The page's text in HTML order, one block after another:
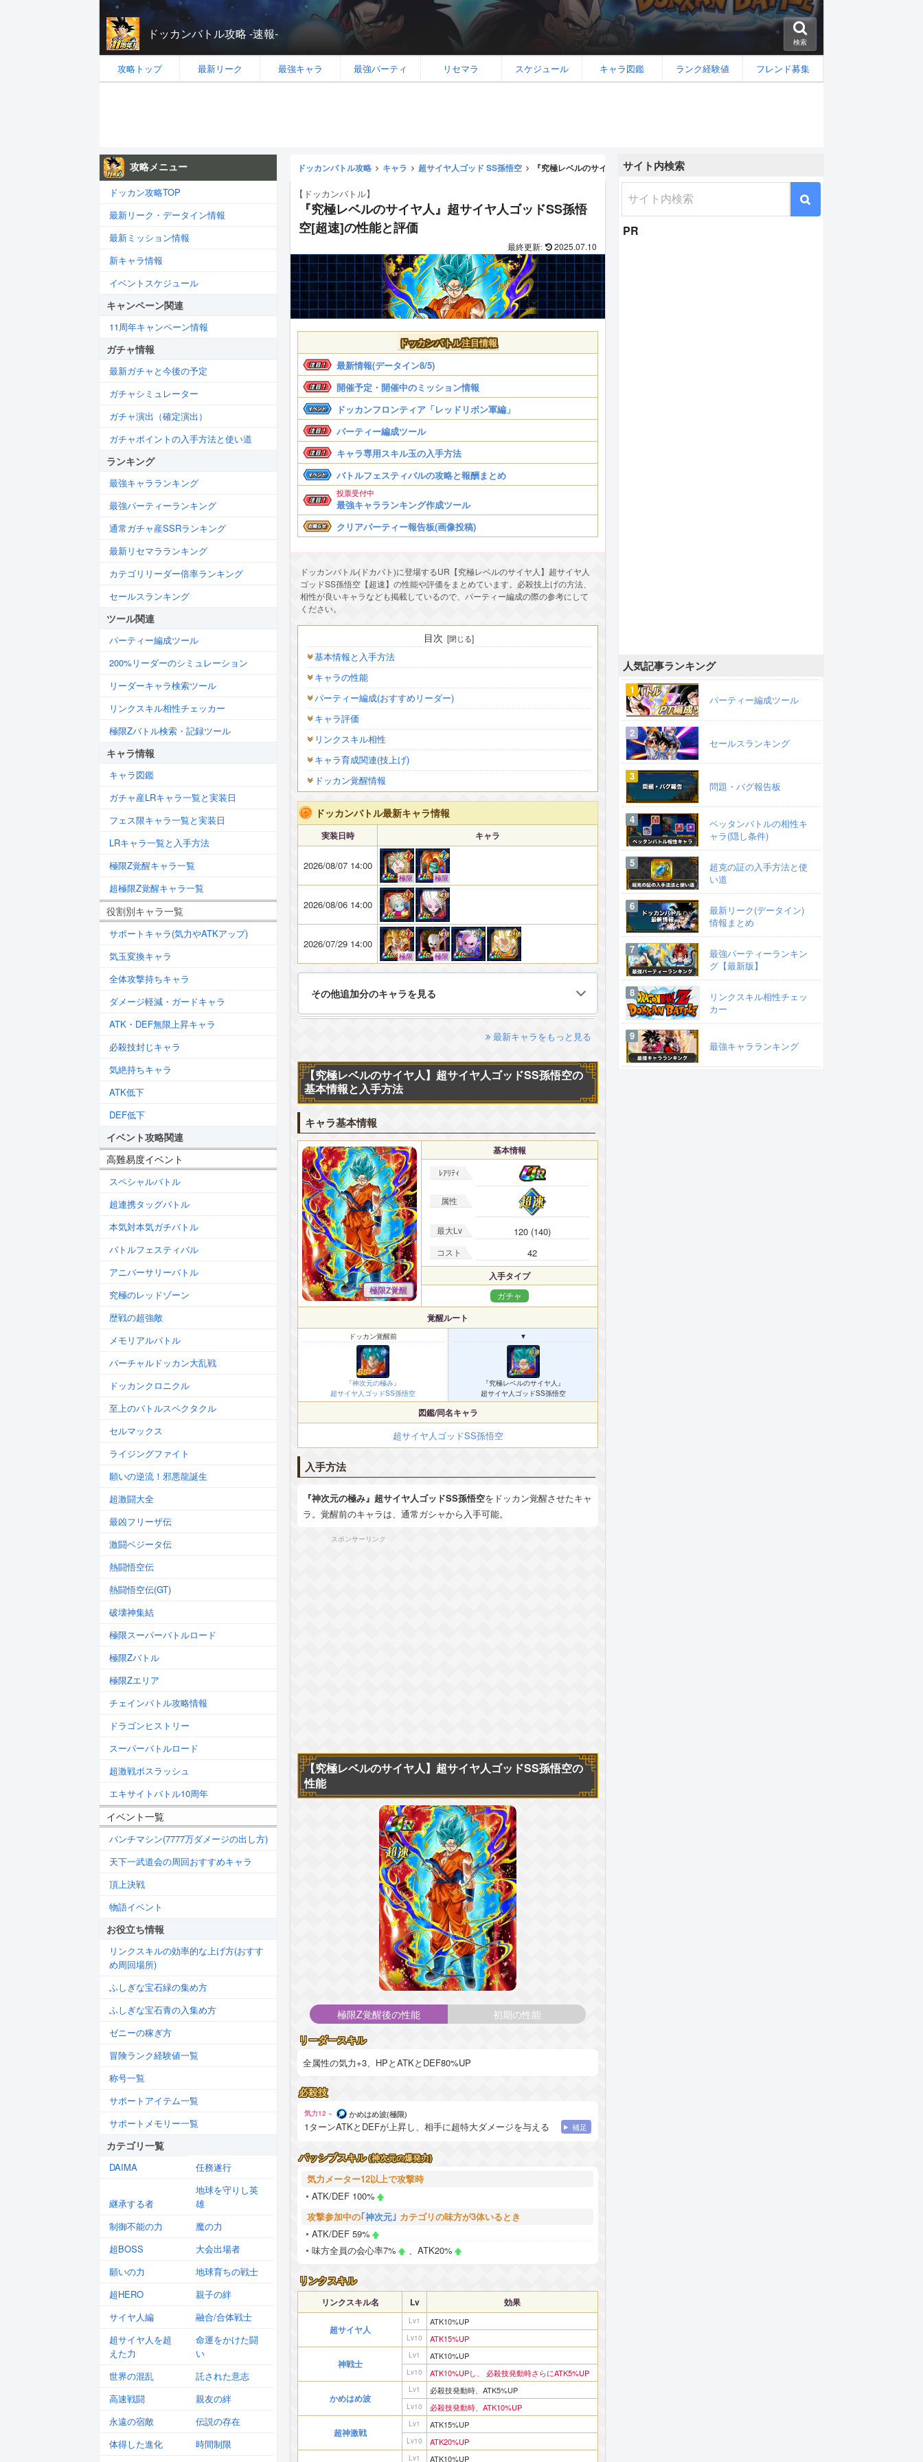
ドッカンバトル攻略 -速報-
検索
攻略トップ 最新リーク 最強キャラ 最強パーティ リセマラ スケジュール キャラ図鑑 ランク経験値 フレンド募集
ドッカンバトル攻略 キャラ 超サイヤ人ゴッド SS孫悟空 『究極レベルのサイヤ人』超サイヤ人ゴッドSS孫悟空[超速]の性能と評価
【ドッカンバトル】
『究極レベルのサイヤ人』超サイヤ人ゴッドSS孫悟
空[超速]の性能と評価
2025.07.10
ドッカンバトル注目情報
最新情報(データイン8/5)
開催予定・開催中のミッション情報
ドッカンフロンティア「レッドリボン軍編」
パーティー編成ツール
キャラ専用スキル玉の入手方法
バトルフェスティバルの攻略と報酬まとめ
投票受付中
最強キャラランキング作成ツール
クリアパーティー報告板(画像投稿)
ドッカンバトル(ドカバト)に登場するUR【究極レベルのサイヤ人】超サイヤ人
ゴッドSS孫悟空【超速】の性能や評価をまとめています。必殺技上げの方法、
相性が良いキャラなども掲載しているので、パーティー編成の際の参考にして
ください。
目次
基本情報と入手方法
キャラの性能
パーティー編成(おすすめリーダー)
キャラ評価
リンクスキル相性
キャラ育成関連(技上げ)
ドッカン覚醒情報
ドッカンバトル最新キャラ情報
実装日時 キャラ
2026/08/07 14:00
極限 極限
2026/08/06 14:00
2026/07/29 14:00
極限 極限
その他追加分のキャラを見る
最新キャラをもっと見る
【究極レベルのサイヤ人】超サイヤ人ゴッドSS孫悟空の
基本情報と入手方法
キャラ基本情報
極限Z覚醒
基本情報
ﾚｱﾘﾃｨ
属性
最大Lv 120 (140)
コスト 42
入手タイプ
ガチャ
覚醒ルート
ドッカン覚醒前
『神次元の極み』
超サイヤ人ゴッドSS孫悟空
▼
『究極レベルのサイヤ人』
超サイヤ人ゴッドSS孫悟空
図鑑/同名キャラ
超サイヤ人ゴッドSS孫悟空
入手方法
『神次元の極み』超サイヤ人ゴッドSS孫悟空をドッカン覚醒させたキャ
ラ。覚醒前のキャラは、通常ガシャから入手可能。
スポンサーリンク
【究極レベルのサイヤ人】 超サイヤ人ゴッドSS孫悟空の
性能
極限Z覚醒後の性能
初期の性能
リーダースキル
全属性の気力+3、HPとATKとDEF80%UP
必殺技
気力12 ~ かめはめ波(極限)
1ターンATKとDEFが上昇し、相手に超特大ダメージを与える 補足
パッシブスキル (神次元の爆発力)
気力メーター12以上で攻撃時
ATK/DEF 100%
攻撃参加中の｢神次元｣ カテゴリの味方が3体いるとき
ATK/DEF 59%
味方全員の会心率7%
、ATK20%
リンクスキル
リンクスキル名 Lv 効果
超サイヤ人
Lv1 ATK10%UP
Lv10 ATK15%UP
神戦士
Lv1 ATK10%UP
Lv10 ATK10%UPし、 必殺技発動時さらにATK5%UP
かめはめ波
Lv1 必殺技発動時、ATK5%UP
Lv10 必殺技発動時、ATK10%UP
超神激戦
Lv1 ATK15%UP
Lv10 ATK20%UP
Lv1 ATK10%UP
攻略メニュー
ドッカン攻略TOP
最新リーク・データイン情報
最新ミッション情報
新キャラ情報
イベントスケジュール
キャンペーン関連
11周年キャンペーン情報
ガチャ情報
最新ガチャと今後の予定
ガチャシミュレーター
ガチャ演出（確定演出）
ガチャポイントの入手方法と使い道
ランキング
最強キャラランキング
最強パーティーランキング
通常ガチャ産SSRランキング
最新リセマラランキング
カテゴリリーダー倍率ランキング
セールスランキング
ツール関連
パーティー編成ツール
200%リーダーのシミュレーション
リーダーキャラ検索ツール
リンクスキル相性チェッカー
極限Zバトル検索・記録ツール
キャラ情報
キャラ図鑑
ガチャ産LRキャラ一覧と実装日
フェス限キャラ一覧と実装日
LRキャラ一覧と入手方法
極限Z覚醒キャラ一覧
超極限Z覚醒キャラ一覧
役割別キャラ一覧
サポートキャラ(気力やATKアップ)
気玉変換キャラ
全体攻撃持ちキャラ
ダメージ軽減・ガードキャラ
ATK・DEF無限上昇キャラ
必殺技封じキャラ
気絶持ちキャラ
ATK低下
DEF低下
イベント攻略関連
高難易度イベント
スペシャルバトル
超連携タッグバトル
本気対本気ガチバトル
バトルフェスティバル
アニバーサリーバトル
究極のレッドゾーン
歴戦の超強敵
メモリアルバトル
バーチャルドッカン大乱戦
ドッカンクロニクル
至上のバトルスペクタクル
セルマックス
ライジングファイト
願いの逆流！邪悪龍誕生
超激闘大全
最凶フリーザ伝
激闘ベジータ伝
熱闘悟空伝
熱闘悟空伝(GT)
破壊神集結
極限スーパーバトルロード
極限Zバトル
極限Zエリア
チェインバトル攻略情報
ドラゴンヒストリー
スーパーバトルロード
超激戦ボスラッシュ
エキサイトバトル10周年
イベント一覧
パンチマシン(7777万ダメージの出し方)
天下一武道会の周回おすすめキャラ
頂上決戦
物語イベント
お役立ち情報
リンクスキルの効率的な上げ方(おすす
め周回場所)
ふしぎな宝石緑の集め方
ふしぎな宝石青の入集め方
ゼニーの稼ぎ方
冒険ランク経験値一覧
称号一覧
サポートアイテム一覧
サポートメモリー一覧
カテゴリ一覧
DAIMA 任務遂行
継承する者
地球を守りし英
雄
制御不能の力
魔の力
超BOSS
大会出場者
願いの力
地球育ちの戦士
超HERO
親子の絆
サイヤ人編
融合/合体戦士
超サイヤ人を超
えた力
命運をかけた闘
い
世界の混乱
託された意志
高速戦闘
親友の絆
永遠の宿敵
伝説の存在
体得した進化
時間制限
サイト内検索
PR
人気記事ランキング
パーティー編成ツール
セールスランキング
問題・バグ報告板
ペッタンバトルの相性キ
ャラ(隠し条件)
超克の証の入手方法と使
い道
最新リーク(データイン)
情報まとめ
最強パーティーランキン
グ【最新版】
リンクスキル相性チェッ
カー
最強キャラランキング